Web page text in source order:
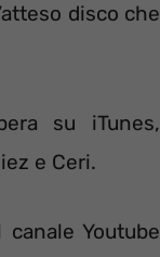
disco che
su iTunes,
e Ceri.
Youtube